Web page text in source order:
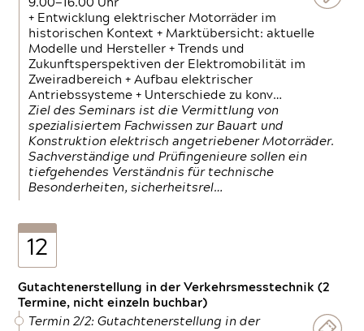
9.00—16.00 Uhr
+ Entwicklung elektrischer Motorräder im
historischen Kontext + Marktübersicht: aktuelle
Modelle und Hersteller + Trends und
Zukunftsperspektiven der Elektromobilität im
Zweiradbereich + Aufbau elektrischer
Antriebssysteme + Unterschiede zu konv…
Ziel des Seminars ist die Vermittlung von
spezialisiertem Fachwissen zur Bauart und
Konstruktion elektrisch angetriebener Motorräder.
Sachverständige und Prüfingenieure sollen ein
tiefgehendes Verständnis für technische
Besonderheiten, sicherheitsrel…
12
Gutachtenerstellung in der Verkehrsmesstechnik (2
Termine, nicht einzeln buchbar)
Termin 2/2: Gutachtenerstellung in der